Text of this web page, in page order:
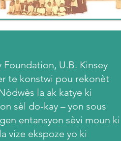
U.B. Kinsey
te konstwi pou rekonèt
la ak katye ki
sèl do-kay – yon sous
entansyon sèvi moun ki
vize ekspoze yo ki